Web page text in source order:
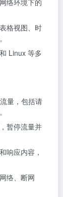
络环境下的
格视图、时
Linux 等多
量，包括请
暂停流量并
响应内容，
络、断网